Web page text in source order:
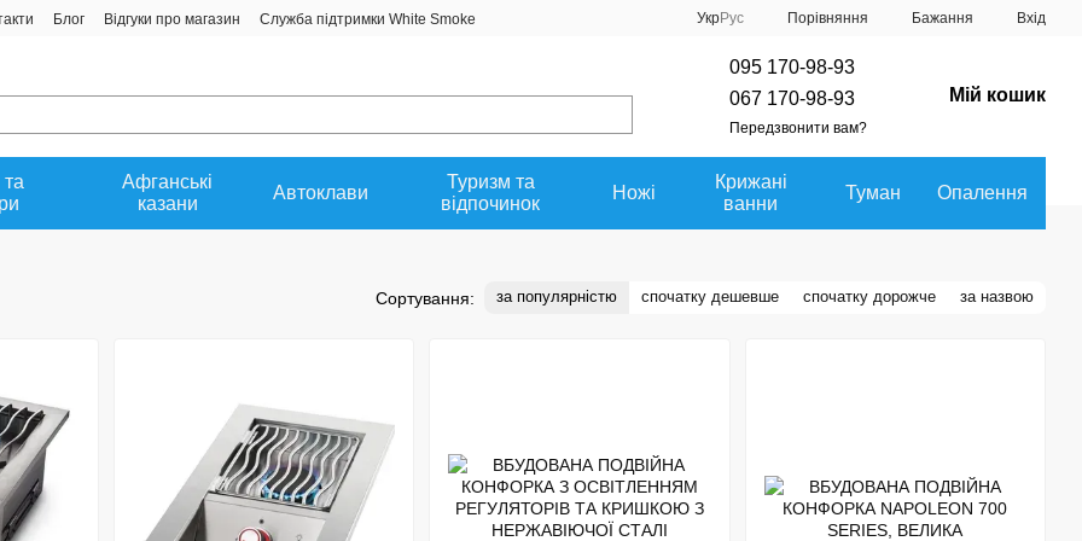
Блог Відгуки про магазин
Служба підтримки White Smoke
УкрРус Порівняння Бажання Вхід
095 170-98-93
067 170-98-93
Передзвонити вам?
Мій кошик
Афганські
казани
Автоклави
Туризм та
відпочинок
Ножі
Крижані
ванни
Туман Опалення
Сортування: за популярністю спочатку дешевше спочатку дорожче за назвою